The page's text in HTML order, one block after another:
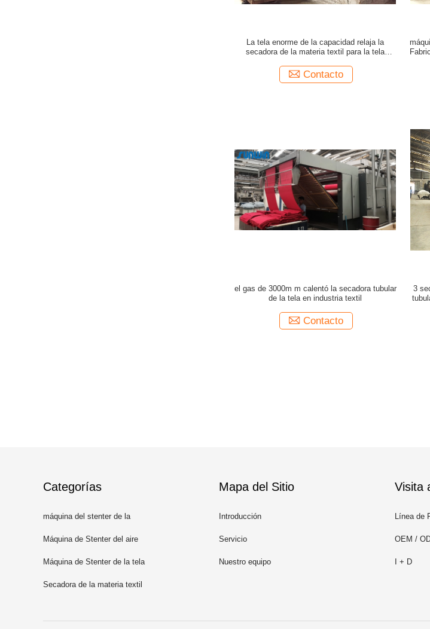
La tela enorme de la capacidad relaja la
secadora de la materia textil para la tela
Contacto
el gas de 3000m m calentó la secadora tubular
de la tela en industria textil
Contacto
3
Categorías
máquina del stenter de la
materia textil
Máquina de Stenter del aire
caliente
Máquina de Stenter de la tela
Secadora de la materia textil
Mapa del Sitio
Introducción
Servicio
Nuestro equipo
Visita
Línea de
OEM /
I + D